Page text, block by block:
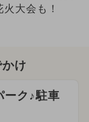
大会も！
け
ーク♪駐車